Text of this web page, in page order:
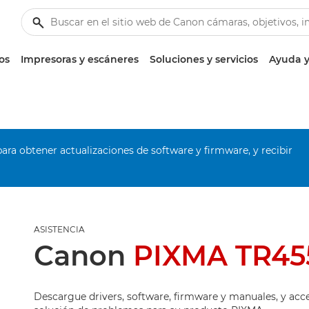
Impresoras y escáneres Soluciones y servicios Ayuda
obtener actualizaciones de software y firmware, y recibir
ASISTENCIA
Canon PIXMA
Descargue drivers, software, firmware y manuales, y